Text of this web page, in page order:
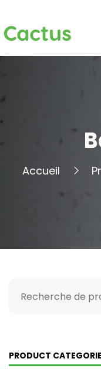
Cactus
Accueil
PRODUCT